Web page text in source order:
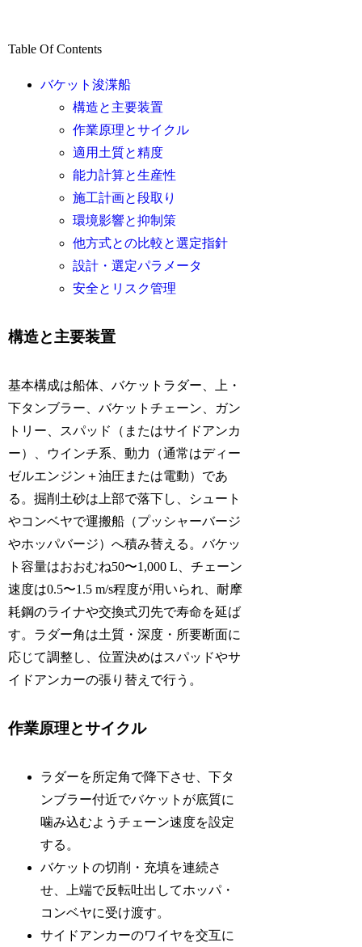
Table Of Contents
バケット浚渫船
構造と主要装置
作業原理とサイクル
適用土質と精度
能力計算と生産性
施工計画と段取り
環境影響と抑制策
他方式との比較と選定指針
設計・選定パラメータ
安全とリスク管理
構造と主要装置
基本構成は船体、バケットラダー、上・
下タンブラー、バケットチェーン、ガン
トリー、スパッド（またはサイドアンカ
ー）、ウインチ系、動力（通常はディー
ゼルエンジン＋油圧または電動）であ
る。掘削土砂は上部で落下し、シュート
やコンベヤで運搬船（プッシャーバージ
やホッパバージ）へ積み替える。バケッ
ト容量はおおむね50〜1,000 L、チェーン
速度は0.5〜1.5 m/s程度が用いられ、耐摩
耗鋼のライナや交換式刃先で寿命を延ば
す。ラダー角は土質・深度・所要断面に
応じて調整し、位置決めはスパッドやサ
イドアンカーの張り替えで行う。
作業原理とサイクル
ラダーを所定角で降下させ、下タ
ンブラー付近でバケットが底質に
噛み込むようチェーン速度を設定
する。
バケットの切削・充填を連続さ
せ、上端で反転吐出してホッパ・
コンベヤに受け渡す。
サイドアンカーのワイヤを交互に